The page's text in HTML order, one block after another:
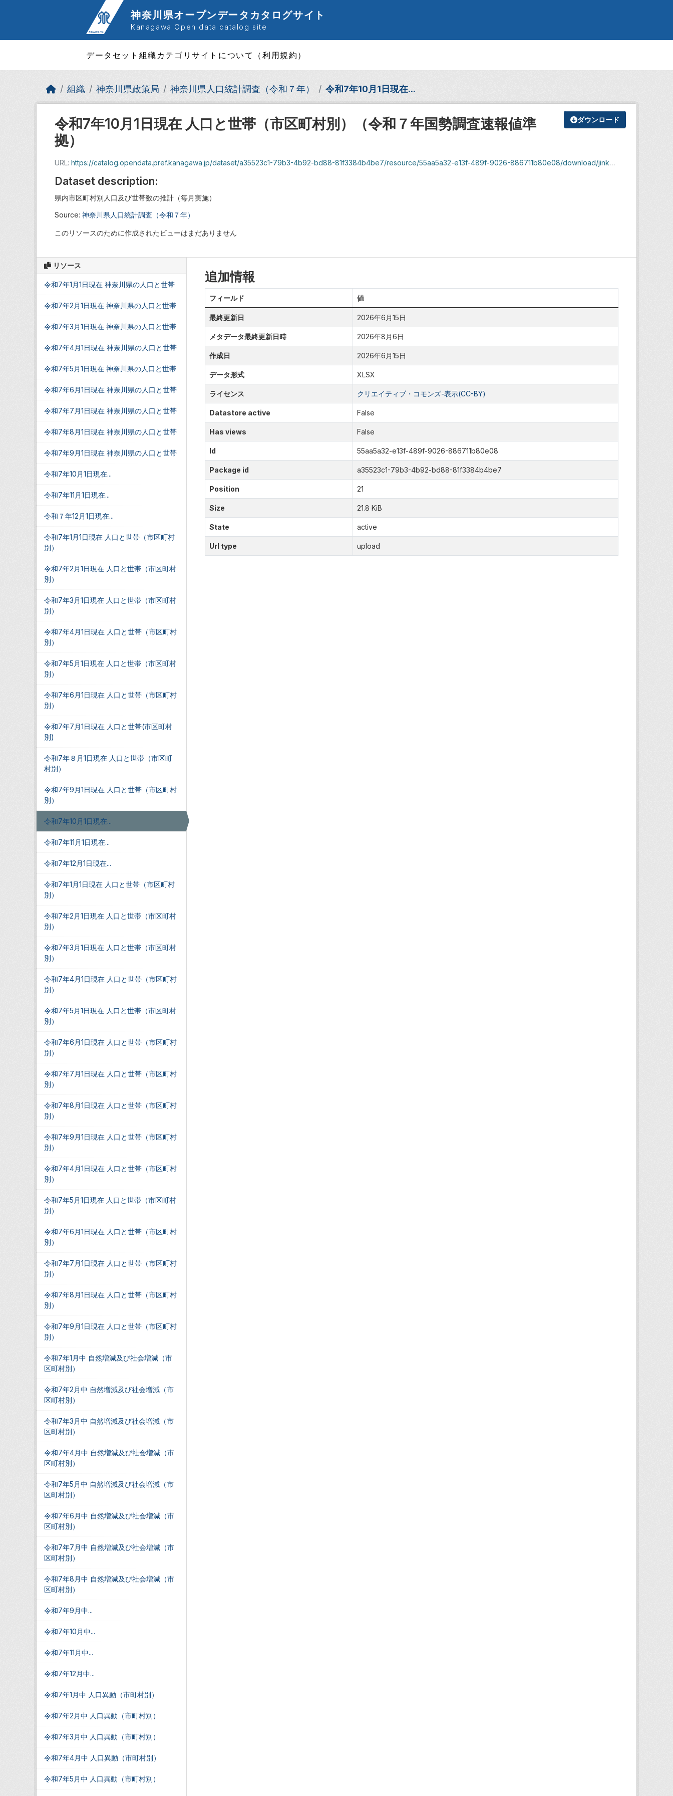
神奈川県オープンデータカタログサイト
Kanagawa Open data catalog site
データセット 組織 カテゴリサイトについて（利用規約）
組織 神奈川県政策局 神奈川県人口統計調査（令和７年） 令和7年10月1日現在...
ダウンロード
令和7年10月1日現在 人口と世帯（市区町村別）（令和７年国勢調査速報値準
拠）
URL: https://catalog.opendata.pref.kanagawa.jp/dataset/a35523c1-79b3-4b92-bd88-81f3384b4be7/resource/55aa5a32-e13f-489f-9026-886711b80e08/download/jinkotosetai_r7_10.xlsx
Dataset description:
県内市区町村別人口及び世帯数の推計（毎月実施）
Source: 神奈川県人口統計調査（令和７年）
このリソースのために作成されたビューはまだありません
リソース
令和7年1月1日現在 神奈川県の人口と世帯
令和7年2月1日現在 神奈川県の人口と世帯
令和7年3月1日現在 神奈川県の人口と世帯
令和7年4月1日現在 神奈川県の人口と世帯
令和7年5月1日現在 神奈川県の人口と世帯
令和7年6月1日現在 神奈川県の人口と世帯
令和7年7月1日現在 神奈川県の人口と世帯
令和7年8月1日現在 神奈川県の人口と世帯
令和7年9月1日現在 神奈川県の人口と世帯
令和7年10月1日現在...
令和7年11月1日現在...
令和７年12月1日現在...
令和7年1月1日現在 人口と世帯（市区町村
別）
令和7年2月1日現在 人口と世帯（市区町村
別）
令和7年3月1日現在 人口と世帯（市区町村
別）
令和7年4月1日現在 人口と世帯（市区町村
別）
令和7年5月1日現在 人口と世帯（市区町村
別）
令和7年6月1日現在 人口と世帯（市区町村
別）
令和7年7月1日現在 人口と世帯(市区町村
別)
令和7年８月1日現在 人口と世帯（市区町
村別）
令和7年9月1日現在 人口と世帯（市区町村
別）
令和7年10月1日現在...
令和7年11月1日現在...
令和7年12月1日現在...
令和7年1月1日現在 人口と世帯（市区町村
別）
令和7年2月1日現在 人口と世帯（市区町村
別）
令和7年3月1日現在 人口と世帯（市区町村
別）
令和7年4月1日現在 人口と世帯（市区町村
別）
令和7年5月1日現在 人口と世帯（市区町村
別）
令和7年6月1日現在 人口と世帯（市区町村
別）
令和7年7月1日現在 人口と世帯（市区町村
別）
令和7年8月1日現在 人口と世帯（市区町村
別）
令和7年9月1日現在 人口と世帯（市区町村
別）
令和7年4月1日現在 人口と世帯（市区町村
別）
令和7年5月1日現在 人口と世帯（市区町村
別）
令和7年6月1日現在 人口と世帯（市区町村
別）
令和7年7月1日現在 人口と世帯（市区町村
別）
令和7年8月1日現在 人口と世帯（市区町村
別）
令和7年9月1日現在 人口と世帯（市区町村
別）
令和7年1月中 自然増減及び社会増減（市
区町村別）
令和7年2月中 自然増減及び社会増減（市
区町村別）
令和7年3月中 自然増減及び社会増減（市
区町村別）
令和7年4月中 自然増減及び社会増減（市
区町村別）
令和7年5月中 自然増減及び社会増減（市
区町村別）
令和7年6月中 自然増減及び社会増減（市
区町村別）
令和7年7月中 自然増減及び社会増減（市
区町村別）
令和7年8月中 自然増減及び社会増減（市
区町村別）
令和7年9月中...
令和7年10月中...
令和7年11月中...
令和7年12月中...
令和7年1月中 人口異動（市町村別）
令和7年2月中 人口異動（市町村別）
令和7年3月中 人口異動（市町村別）
令和7年4月中 人口異動（市町村別）
令和7年5月中 人口異動（市町村別）
追加情報
フィールド 値
最終更新日 2026年6月15日
メタデータ最終更新日時 2026年8月6日
作成日 2026年6月15日
データ形式 XLSX
ライセンス クリエイティブ・コモンズ-表示(CC-BY)
Datastore active False
Has views False
Id 55aa5a32-e13f-489f-9026-886711b80e08
Package id a35523c1-79b3-4b92-bd88-81f3384b4be7
Position 21
Size 21.8 KiB
State active
Url type upload